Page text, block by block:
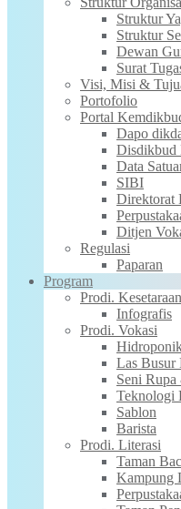
Struktur
Struktur
Dewan
Surat
Visi, Misi &
Portofolio
Portal
Dapo
Disdikbud
Data
SIBI
Direktorat
Ditjen
Regulasi
Paparan
Program
Prodi. Kesetaraan
Infografis
Prodi. Vokasi
Las Busur
Seni
Teknologi
Sablon
Barista
Prodi. Literasi
Taman
Kampung